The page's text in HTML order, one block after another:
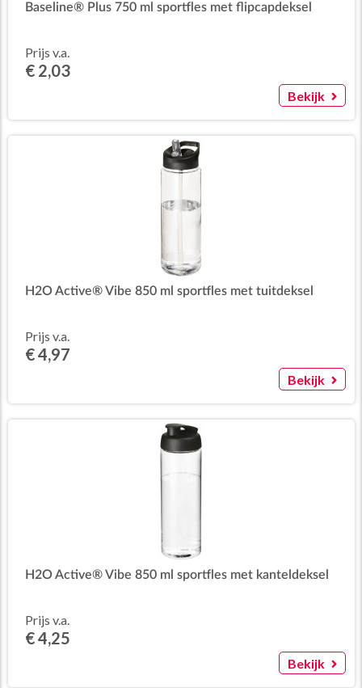
Baseline® Plus 750 ml sportfles met flipcapdeksel
Prijs v.a.
€ 2,03
Bekijk
H2O Active® Vibe 850 ml sportfles met tuitdeksel
Prijs v.a.
€ 4,97
Bekijk
H2O Active® Vibe 850 ml sportfles met kanteldeksel
Prijs v.a.
€ 4,25
Bekijk